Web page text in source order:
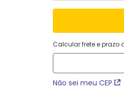
Calcular frete e prazo
Não sei meu CEP